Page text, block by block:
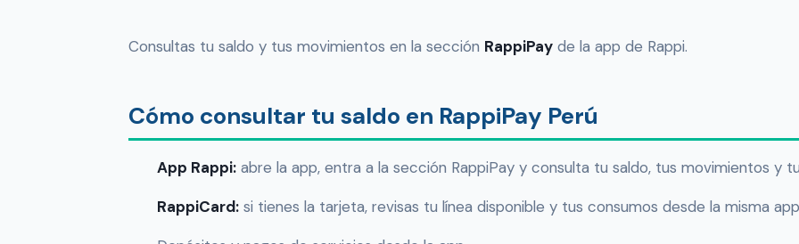
Consultas tu saldo y tus movimientos en la sección RappiPay de la app de Rappi.
Cómo consultar tu saldo en RappiPay Perú
App Rappi: abre la app, entra a la sección RappiPay y consulta tu saldo, tus movimientos y
RappiCard: si tienes la tarjeta, revisas tu línea disponible y tus consumos desde la misma